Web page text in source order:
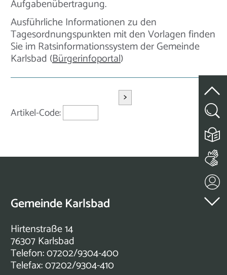
Aufgabenübertragung.
Ausführliche Informationen zu den
Tagesordnungspunkten mit den Vorlagen finden
Sie im Ratsinformationssystem der Gemeinde
Karlsbad (Bürgerinfoportal)
Artikel-Code:
>
Gemeinde Karlsbad
Hirtenstraße 14
76307 Karlsbad
Telefon: 07202/9304-400
Telefax: 07202/9304-410